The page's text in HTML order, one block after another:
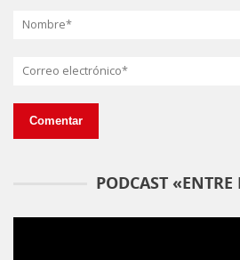
PODCAST